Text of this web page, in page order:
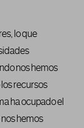
lo que
nos hemos
recursos
ha ocupado el
hemos